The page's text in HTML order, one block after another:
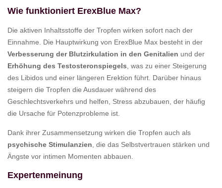
Wie funktioniert ErexBlue Max?
Die aktiven Inhaltsstoffe der Tropfen wirken sofort nach der
Einnahme. Die Hauptwirkung von ErexBlue Max besteht in der
Verbesserung der Blutzirkulation in den Genitalien und der
Erhöhung des Testosteronspiegels , was zu einer Steigerung
des Libidos und einer längeren Erektion führt. Darüber hinaus
steigern die Tropfen die Ausdauer während des
Geschlechtsverkehrs und helfen, Stress abzubauen, der häufig
die Ursache für Potenzprobleme ist.
Dank ihrer Zusammensetzung wirken die Tropfen auch als
psychische Stimulanzien , die das Selbstvertrauen stärken und
Ängste vor intimen Momenten abbauen.
Expertenmeinung